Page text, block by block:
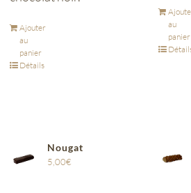
Ajouter
au
panier
Détails
au
panier
Nougat
5,00€